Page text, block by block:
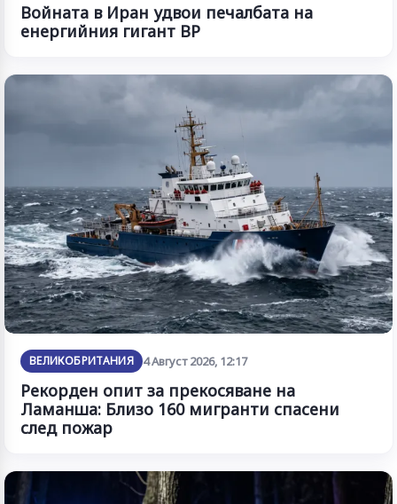
Войната в Иран удвои печалбата на
енергийния гигант BP
ВЕЛИКОБРИТАНИЯ 4 Август 2026, 12:17
Рекорден опит за прекосяване на
Ламанша: Близо 160 мигранти спасени
след пожар